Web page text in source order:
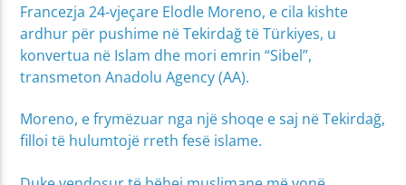
Francezja 24-vjeçare Elodle Moreno, e cila kishte
ardhur për pushime në Tekirdağ të Türkiyes, u
konvertua në Islam dhe mori emrin “Sibel”,
transmeton Anadolu Agency (AA).
Moreno, e frymëzuar nga një shoqe e saj në Tekirdağ,
filloi të hulumtojë rreth fesë islame.